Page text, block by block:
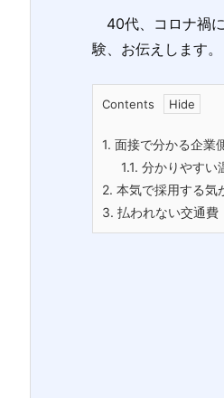
40代、コロナ禍
験、お伝えします。
Contents
1. 面接で分かる企業
1.1. 分かりやすい
2. 本気で採用する気
3. 払われない交通費